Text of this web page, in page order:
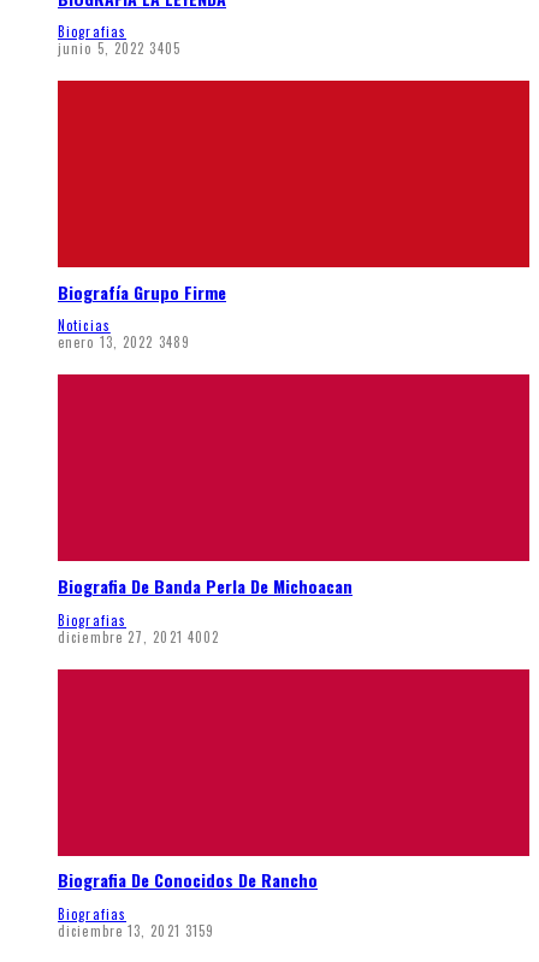
Biografias
junio 5, 2022 3405
Biografía Grupo Firme
Noticias
enero 13, 2022 3489
Biografia De Banda Perla De Michoacan
Biografias
diciembre 27, 2021 4002
Biografia De Conocidos De Rancho
Biografias
diciembre 13, 2021 3159